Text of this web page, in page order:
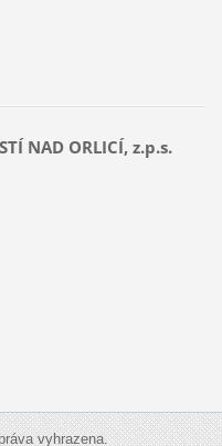
NAD ORLICÍ, z.p.s.
vyhrazena.